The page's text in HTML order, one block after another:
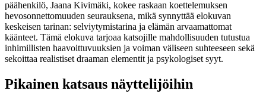
päähenkilö, Jaana Kivimäki, kokee raskaan koettelemuksen
hevosonnettomuuden seurauksena, mikä synnyttää elokuvan
keskeisen tarinan: selviytymistarina ja elämän arvaamattomat
käänteet. Tämä elokuva tarjoaa katsojille mahdollisuuden tutustua
inhimillisten haavoittuvuuksien ja voiman väliseen suhteeseen sekä
sekoittaa realistiset draaman elementit ja psykologiset syyt.
Pikainen katsaus näyttelijöihin